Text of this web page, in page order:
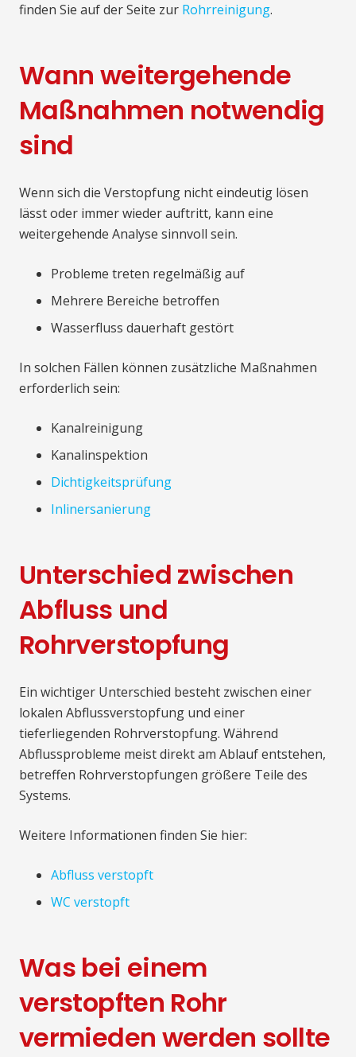
finden Sie auf der Seite zur Rohrreinigung.
Wann weitergehende
Maßnahmen notwendig
sind
Wenn sich die Verstopfung nicht eindeutig lösen
lässt oder immer wieder auftritt, kann eine
weitergehende Analyse sinnvoll sein.
Probleme treten regelmäßig auf
Mehrere Bereiche betroffen
Wasserfluss dauerhaft gestört
In solchen Fällen können zusätzliche Maßnahmen
erforderlich sein:
Kanalreinigung
Kanalinspektion
Dichtigkeitsprüfung
Inlinersanierung
Unterschied zwischen
Abfluss und
Rohrverstopfung
Ein wichtiger Unterschied besteht zwischen einer
lokalen Abflussverstopfung und einer
tieferliegenden Rohrverstopfung. Während
Abflussprobleme meist direkt am Ablauf entstehen,
betreffen Rohrverstopfungen größere Teile des
Systems.
Weitere Informationen finden Sie hier:
Abfluss verstopft
WC verstopft
Was bei einem
verstopften Rohr
vermieden werden sollte